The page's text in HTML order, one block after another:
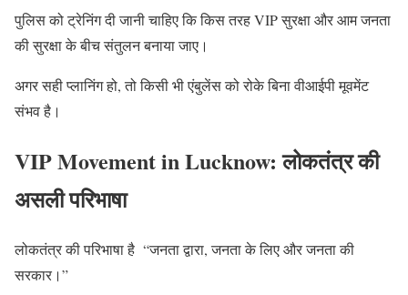
पुलिस को ट्रेनिंग दी जानी चाहिए कि किस तरह VIP सुरक्षा और आम जनता
की सुरक्षा के बीच संतुलन बनाया जाए।
अगर सही प्लानिंग हो, तो किसी भी एंबुलेंस को रोके बिना वीआईपी मूवमेंट
संभव है।
VIP Movement in Lucknow: लोकतंत्र की
असली परिभाषा
लोकतंत्र की परिभाषा है “जनता द्वारा, जनता के लिए और जनता की
सरकार।”